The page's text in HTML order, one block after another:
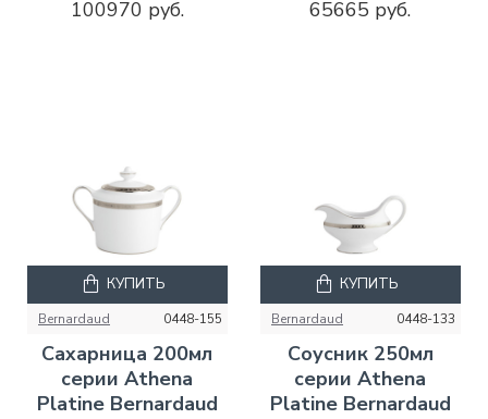
100970 руб. 65665 руб.
Bernardaud 0448-155
Сахарница 200мл
серии Athena
Platine Bernardaud
КУПИТЬ
Bernardaud 0448-133
Соусник 250мл
серии Athena
Platine Bernardaud
КУПИТЬ